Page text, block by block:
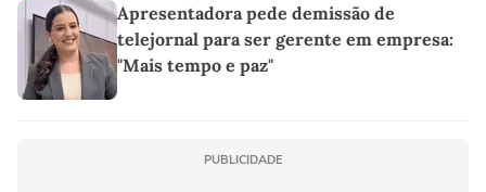
Apresentadora pede demissão de
telejornal para ser gerente em empresa:
"Mais tempo e paz"
PUBLICIDADE